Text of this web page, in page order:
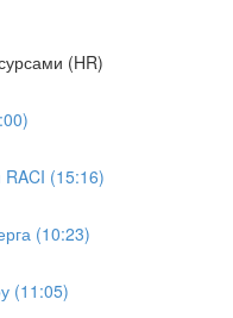
(HR)
RACI (15:16)
(10:23)
(11:05)